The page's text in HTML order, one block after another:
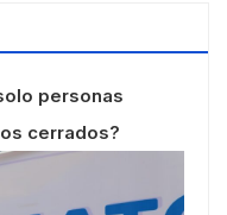
personas
cerrados?